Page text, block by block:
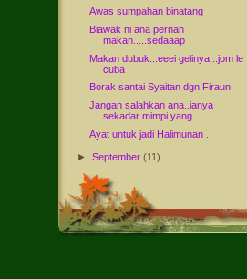
Awas sumpahan binatang
Biawak ni ana pernah
makan.....sedaaap
Makan dubuk...eeei gelinya...jom le
cuba
Borak santai Syaitan dgn Firaun
Jangan salahkan ana..ianya
sekadar mimpi yang........
Ayat untuk jadi Halimunan .
►September(11)